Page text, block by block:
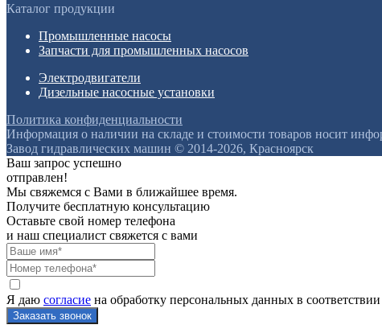
Каталог продукции
Промышленные насосы
Запчасти для промышленных насосов
Электродвигатели
Дизельные насосные установки
Политика конфиденциальности
Информация о наличии на складе и стоимости товаров носит
Завод гидравлических машин © 2014-2026, Красноярск
Ваш запрос успешно
отправлен!
Мы свяжемся с Вами в ближайшее время.
Получите бесплатную консультацию
Оставьте свой номер телефона
и наш специалист свяжется с вами
Я даю согласие на обработку персональных данных в соответствии